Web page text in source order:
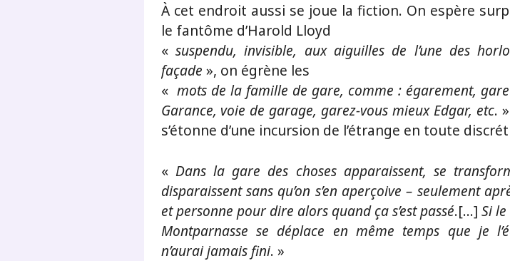
À cet endroit aussi se joue la fiction. On espère
le fantôme d’Harold Lloyd
« suspendu, invisible, aux aiguilles de l’une des
façade », on égrène les
« mots de la famille de gare, comme : égarement,
Garance, voie de garage, garez-vous mieux Edgar, etc.
s’étonne d’une incursion de l’étrange en toute
« Dans la gare des choses apparaissent, se
disparaissent sans qu’on s’en aperçoive – seulement
et personne pour dire alors quand ça s’est passé.[…]Si
Montparnasse se déplace en même temps que je
n’aurai jamais fini. »